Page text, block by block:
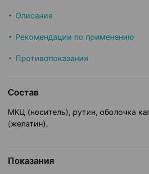
Описание
Рекомендации по применению
Противопоказания
Состав
МКЦ (носитель), рутин, оболочка
(желатин).
Показания